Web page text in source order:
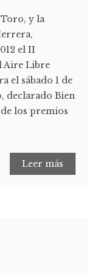
y la
el II
Aire Libre
el sábado 1 de
declarado Bien
los premios
Leer más